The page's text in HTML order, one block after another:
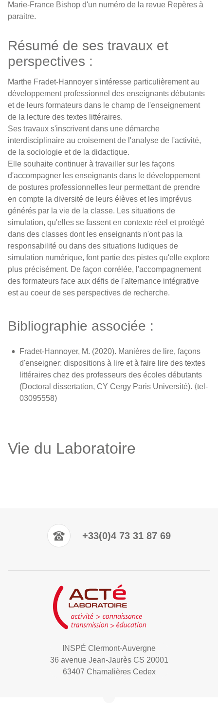
Marie-France Bishop d'un numéro de la revue Repères à
paraitre.
Résumé de ses travaux et
perspectives :
Marthe Fradet-Hannoyer s'intéresse particulièrement au
développement professionnel des enseignants débutants
et de leurs formateurs dans le champ de l'enseignement
de la lecture des textes littéraires.
Ses travaux s'inscrivent dans une démarche
interdisciplinaire au croisement de l'analyse de l'activité,
de la sociologie et de la didactique.
Elle souhaite continuer à travailler sur les façons
d'accompagner les enseignants dans le développement
de postures professionnelles leur permettant de prendre
en compte la diversité de leurs élèves et les imprévus
générés par la vie de la classe. Les situations de
simulation, qu'elles se fassent en contexte réel et protégé
dans des classes dont les enseignants n'ont pas la
responsabilité ou dans des situations ludiques de
simulation numérique, font partie des pistes qu'elle explore
plus précisément. De façon corrélée, l'accompagnement
des formateurs face aux défis de l'alternance intégrative
est au coeur de ses perspectives de recherche.
Bibliographie associée :
Fradet-Hannoyer, M. (2020). Manières de lire, façons
d'enseigner: dispositions à lire et à faire lire des textes
littéraires chez des professeurs des écoles débutants
(Doctoral dissertation, CY Cergy Paris Université). ⟨tel-
03095558⟩
Vie du Laboratoire
+33(0)4 73 31 87 69
INSPÉ Clermont-Auvergne
36 avenue Jean-Jaurès CS 20001
63407 Chamalières Cedex